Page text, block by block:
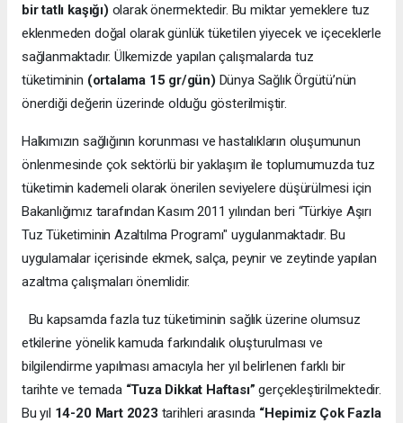
bir tatlı kaşığı) olarak önermektedir. Bu miktar yemeklere tuz
eklenmeden doğal olarak günlük tüketilen yiyecek ve içeceklerle
sağlanmaktadır. Ülkemizde yapılan çalışmalarda tuz
tüketiminin (ortalama 15 gr/gün) Dünya Sağlık Örgütü’nün
önerdiği değerin üzerinde olduğu gösterilmiştir.
Halkımızın sağlığının korunması ve hastalıkların oluşumunun
önlenmesinde çok sektörlü bir yaklaşım ile toplumumuzda tuz
tüketimin kademeli olarak önerilen seviyelere düşürülmesi için
Bakanlığımız tarafından Kasım 2011 yılından beri “Türkiye Aşırı
Tuz Tüketiminin Azaltılma Programı" uygulanmaktadır. Bu
uygulamalar içerisinde ekmek, salça, peynir ve zeytinde yapılan
azaltma çalışmaları önemlidir.
Bu kapsamda fazla tuz tüketiminin sağlık üzerine olumsuz
etkilerine yönelik kamuda farkındalık oluşturulması ve
bilgilendirme yapılması amacıyla her yıl belirlenen farklı bir
tarihte ve temada “Tuza Dikkat Haftası”gerçekleştirilmektedir.
Bu yıl 14-20 Mart 2023 tarihleri arasında “Hepimiz Çok Fazla